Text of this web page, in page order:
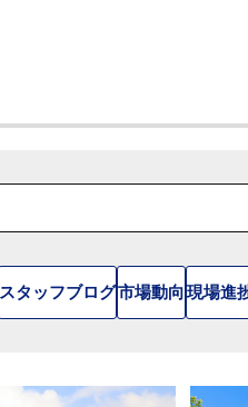
スタッフブログ市場動向現場進